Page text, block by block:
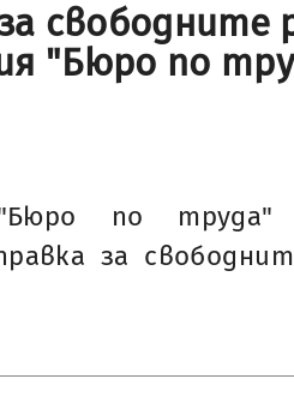
"Бюро по
"Бюро по труда"
за